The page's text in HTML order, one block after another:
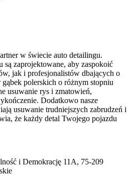
w świecie auto detailingu.
są zaprojektowane, aby zaspokoić
jak i profesjonalistów dbających o
polerskich o różnym stopniu
usuwanie rys i zmatowień,
Dodatkowo nasze
usuwanie trudniejszych zabrudzeń i
że każdy detal Twojego pojazdu
i Demokrację 11A, 75-209